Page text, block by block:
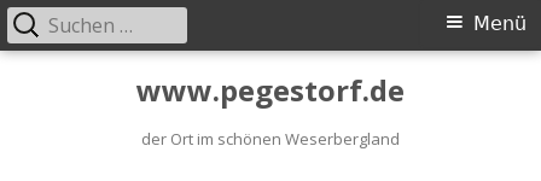
www.pegestorf.de
der Ort im schönen Weserbergland
Primäres
Menü
Suchen
nach: